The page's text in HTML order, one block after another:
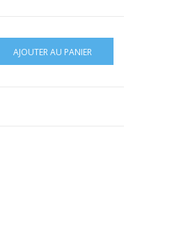
AJOUTER AU PANIER